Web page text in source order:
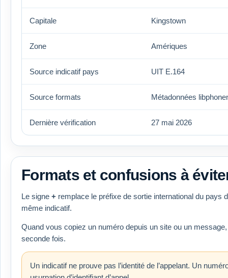
Capitale Kingstown
Zone Amériques
Source indicatif pays UIT E.164
Source formats Métadonnées
Dernière vérification 27 mai 2026
Formats et confusions à
Le signe + remplace le préfixe de sortie international du
même indicatif.
Quand vous copiez un numéro depuis un site ou un
seconde fois.
Un indicatif ne prouve pas l’identité de l’appelant. Un